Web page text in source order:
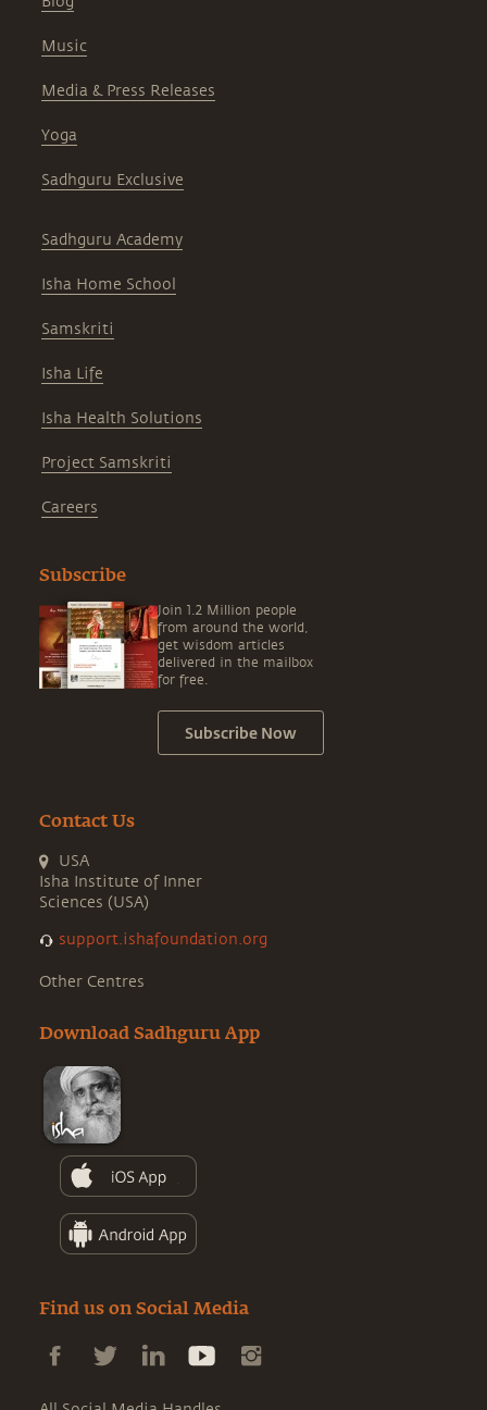
Music
Media & Press Releases
Yoga
Sadhguru Exclusive
Sadhguru Academy
Isha Home School
Samskriti
Isha Life
Isha Health Solutions
Project Samskriti
Careers
Subscribe
Join 1.2 Million people
from around the world,
get wisdom articles
delivered in the mailbox
for free.
Subscribe Now
Contact Us
USA
Isha Institute of Inner
Sciences (USA)
support.ishafoundation.org
Other Centres
Download Sadhguru App
Find us on Social Media